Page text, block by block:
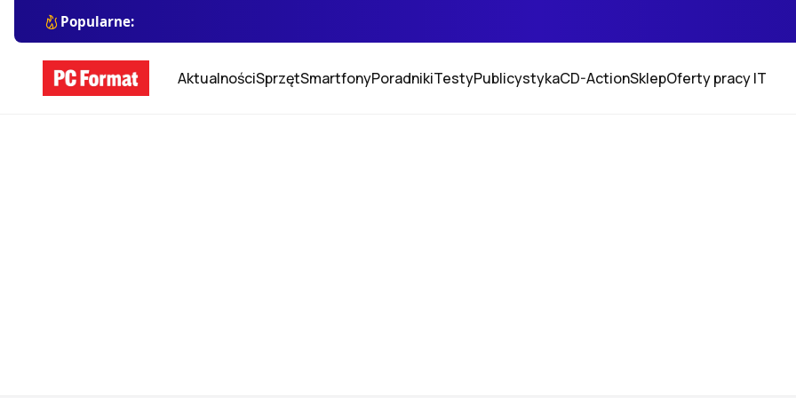
Popularne:
AktualnościSprzętSmartfonyPoradnikiTestyPublicystykaCD-ActionSklepOferty pracy IT